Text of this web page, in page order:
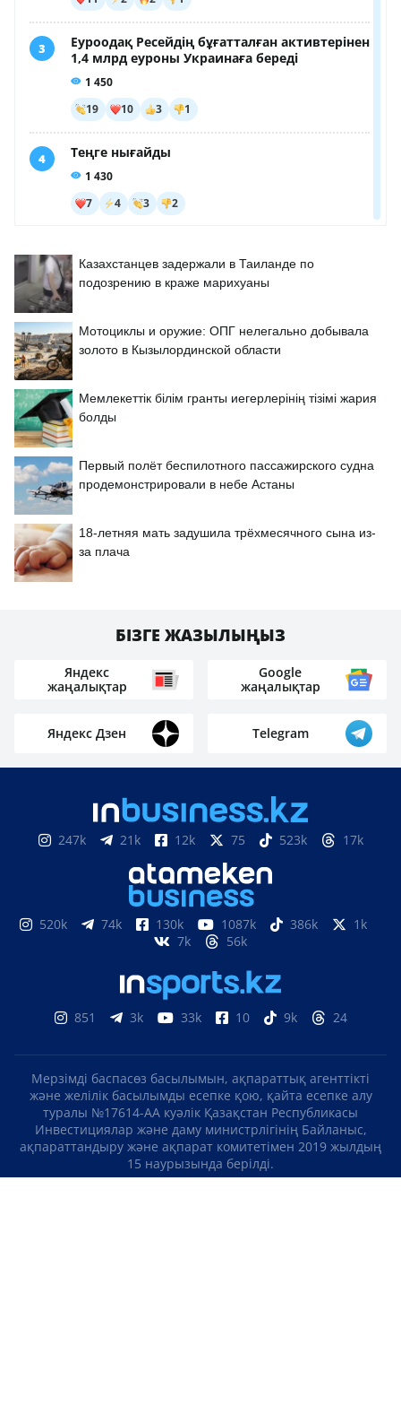
Казахстанцев задержали в Таиланде по
подозрению в краже марихуаны
Мотоциклы и оружие: ОПГ нелегально добывала
золото в Кызылординской области
Мемлекеттік білім гранты иегерлерінің тізімі жария
болды
Первый полёт беспилотного пассажирского судна
продемонстрировали в небе Астаны
18-летняя мать задушила трёхмесячного сына из-
за плача
БІЗГЕ ЖАЗЫЛЫҢЫЗ
Яндекс
жаңалықтар
Google
жаңалықтар
Яндекс Дзен Telegram
247k 21k 12k 75 523k 17k
520k 74k 130k 1087k 386k
1k
7k
56k
851 3k 33k 10 9k 24
Мерзімді баспасөз басылымын, ақпараттық агенттікті
және желілік басылымды есепке қою, қайта есепке алу
туралы №17614-АА куәлік Қазақстан Республикасы
Инвестициялар және даму министрлігінің Байланыс,
ақпараттандыру және ақпарат комитетімен 2019 жылдың
15 наурызында берілді.